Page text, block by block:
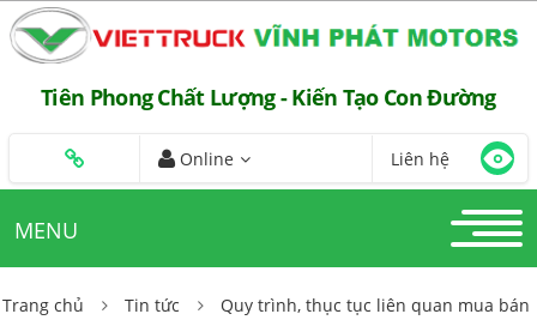
Tiên Phong Chất Lượng - Kiến Tạo Con Đường
Online Liên hệ
MENU
Trang chủ Tin tức
Quy trình, thục tục liên quan mua bán